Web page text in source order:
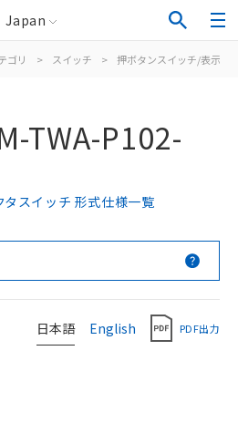
Japan
ゴリ > スイッチ > 押ボタンスイッチ/表示灯
TWA-P102-
スイッチ 形式仕様一覧
日本語 English PDF出力